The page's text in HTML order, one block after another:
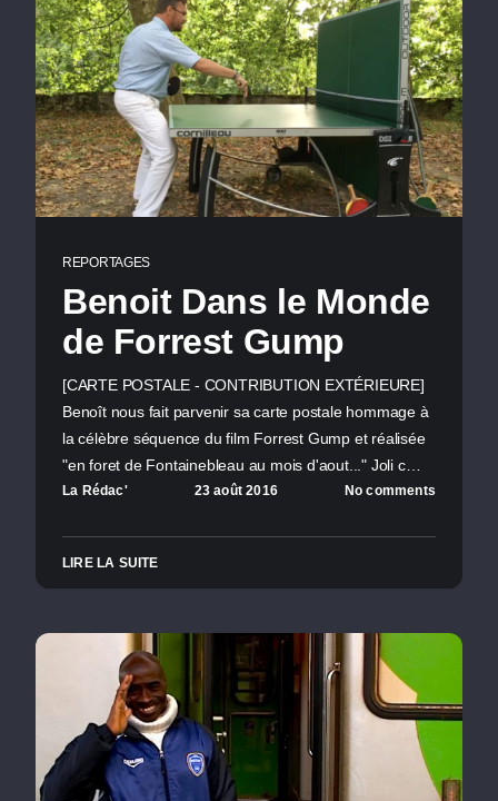
REPORTAGES
Benoit Dans le Monde
de Forrest Gump
[CARTE POSTALE - CONTRIBUTION EXTÉRIEURE]
Benoît nous fait parvenir sa carte postale hommage à
la célèbre séquence du film Forrest Gump et réalisée
"en foret de Fontainebleau au mois d'aout..." Joli c…
La Rédac' 23 août 2016 No comments
LIRE LA SUITE